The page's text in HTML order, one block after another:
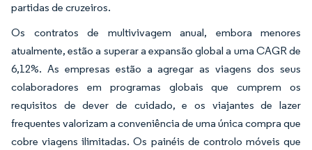
partidas de cruzeiros.
Os contratos de multivivagem anual, embora menores
atualmente, estão a superar a expansão global a uma CAGR de
6,12%. As empresas estão a agregar as viagens dos seus
colaboradores em programas globais que cumprem os
requisitos de dever de cuidado, e os viajantes de lazer
frequentes valorizam a conveniência de uma única compra que
cobre viagens ilimitadas. Os painéis de controlo móveis que